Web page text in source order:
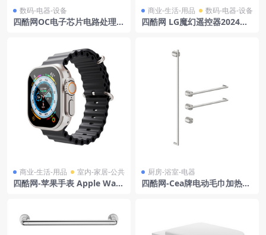
数码-电器-设备
四酷网OC电子芯片电路处理器
商业-生活-用品 数码-电器-设备
四酷网 LG魔幻遥控器2024款
商业-生活-用品 室内-家居-公共
四酷网-苹果手表 Apple Watc
厨房-浴室-电器
四酷网-Cea牌电动毛巾加热器